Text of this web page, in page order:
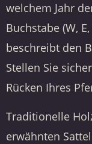
welchem Jahr
Buchstabe (W,
beschreibt den
Stellen Sie
Rücken Ihres
Traditionelle
erwähnten